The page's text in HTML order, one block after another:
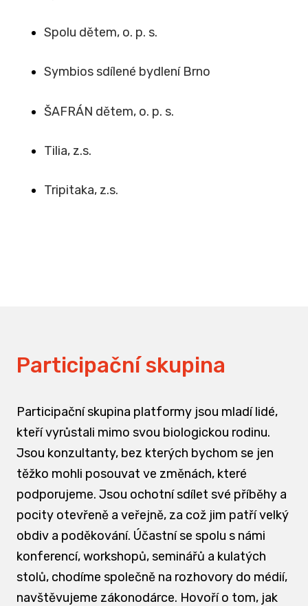
Spolu dětem, o. p. s.
Symbios sdílené bydlení Brno
ŠAFRÁN dětem, o. p. s.
Tilia, z.s.
Tripitaka, z.s.
Participační skupina
Participační skupina platformy jsou mladí lidé,
kteří vyrůstali mimo svou biologickou rodinu.
Jsou konzultanty, bez kterých bychom se jen
těžko mohli posouvat ve změnách, které
podporujeme. Jsou ochotní sdílet své příběhy a
pocity otevřeně a veřejně, za což jim patří velký
obdiv a poděkování. Účastní se spolu s námi
konferencí, workshopů, seminářů a kulatých
stolů, chodíme společně na rozhovory do médií,
navštěvujeme zákonodárce. Hovoří o tom, jak